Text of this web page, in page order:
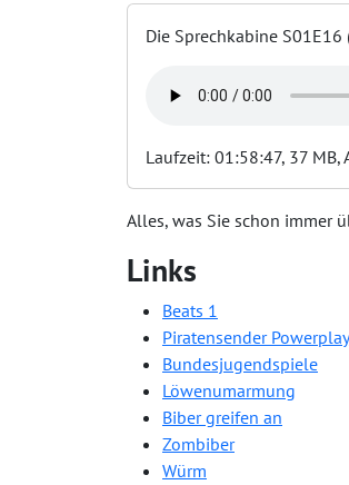
Die Sprechkabine
Laufzeit: 01:58:47, 37 MB,
Alles, was Sie schon immer
Links
Beats 1
Piratensender Powerplay
Bundesjugendspiele
Löwenumarmung
Biber greifen an
Zombiber
Würm